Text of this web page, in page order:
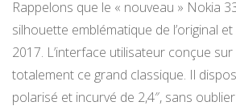
Rappelons que le « nouveau » Nokia
silhouette emblématique de l’original
2017. L’interface utilisateur conçue
totalement ce grand classique. Il
polarisé et incurvé de 2,4″, sans